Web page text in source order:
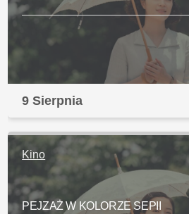
9 Sierpnia
Kino
PEJZAŻ W KOLORZE SEPII